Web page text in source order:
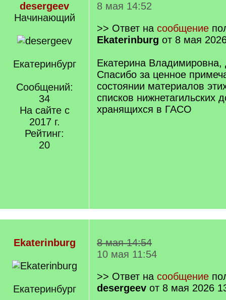
desergeev
Начинающий
Екатеринбург
Сообщений:
34
На сайте с
2017 г.
Рейтинг:
20
8 мая 14:52
>> Ответ на сообщение
Ekaterinburg от 8 мая
Екатерина
Спасибо за ценное
состоянии материалов
списков нижнетагильских
хранящихся в ГАСО
Ekaterinburg
Екатеринбург
8 мая 14:54
10 мая 11:54
>> Ответ на сообщение
desergeev от 8 мая 2026